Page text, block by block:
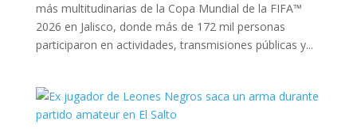
más multitudinarias de la Copa Mundial de la FIFA™
2026 en Jalisco, donde más de 172 mil personas
participaron en actividades, transmisiones públicas y...